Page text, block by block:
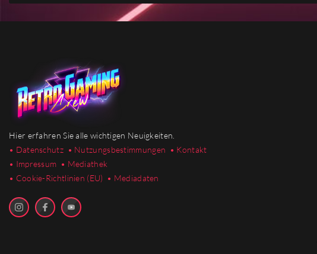
Hier erfahren Sie alle wichtigen Neuigkeiten.
• Datenschutz • Nutzungsbestimmungen • Kontakt
• Impressum • Mediathek
• Cookie-Richtlinien (EU) • Mediadaten